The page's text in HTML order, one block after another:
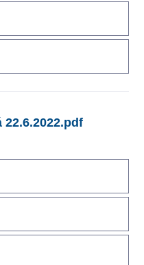
22.6.2022.pdf